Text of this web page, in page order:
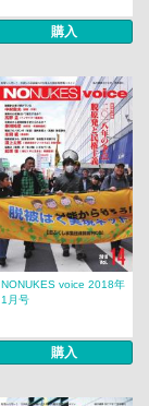
購入
NONUKES voice 2018年
1月号
購入